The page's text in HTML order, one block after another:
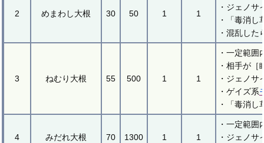
2 めまわし大根 30 50 1 1
・ジェノ
・「毒消
・混乱し
3 ねむり大根 55 500 1 1
・一定範
・相手が
・ジェノ
・ゲイズ系
・「毒消
4 みだれ大根 70 1300 1 1
・一定範
・ジェノ